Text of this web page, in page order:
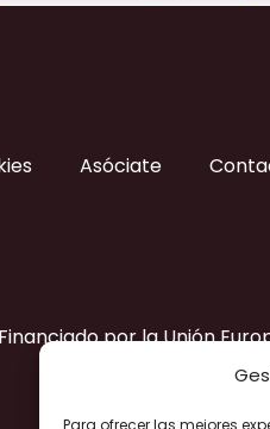
Para ofrecer las mejores
Asóciate
por la Unión